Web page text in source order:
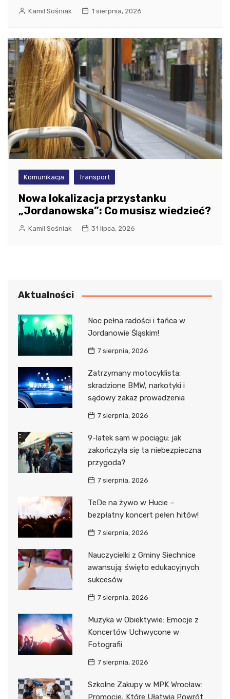
Kamil Sośniak 1 sierpnia, 2026
Komunikacja Transport
Nowa lokalizacja przystanku
„Jordanowska”: Co musisz wiedzieć?
Kamil Sośniak 31 lipca, 2026
Aktualności
Noc pełna radości i tańca w
Jordanowie Śląskim!
7 sierpnia, 2026
Zatrzymany motocyklista:
skradzione BMW, narkotyki i
sądowy zakaz prowadzenia
7 sierpnia, 2026
9-latek sam w pociągu: jak
zakończyła się ta niebezpieczna
przygoda?
7 sierpnia, 2026
TeDe na żywo w Hucie –
bezpłatny koncert pełen hitów!
7 sierpnia, 2026
Nauczycielki z Gminy Siechnice
awansują: święto edukacyjnych
sukcesów
7 sierpnia, 2026
Muzyka w Obiektywie: Emocje z
Koncertów Uchwycone w
Fotografii
7 sierpnia, 2026
Szkolne Zakupy w MPK Wrocław:
Promocje, Które Ułatwią Powrót